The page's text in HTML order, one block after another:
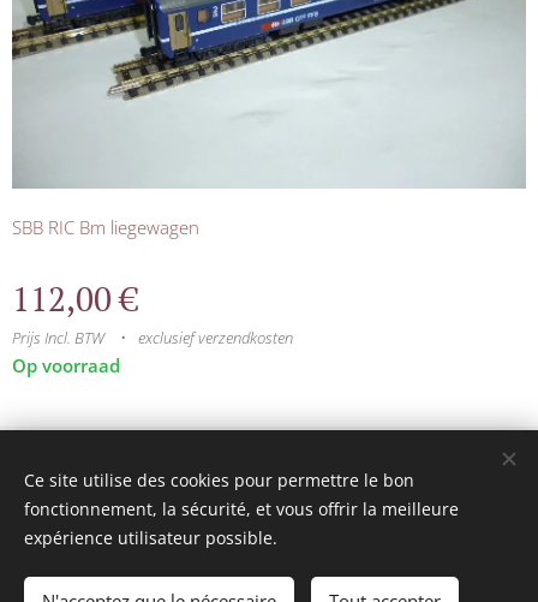
SBB RIC Bm liegewagen
112,00€
Prijs Incl. BTW exclusief verzendkosten
Op voorraad
mini model rails
Talen
Français
Nederlands
Ce site utilise des cookies pour permettre le bon
fonctionnement, la sécurité, et vous offrir la meilleure
expérience utilisateur possible.